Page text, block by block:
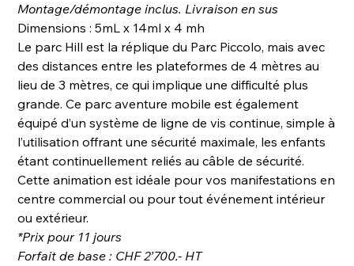
Montage/démontage inclus. Livraison en sus
Dimensions : 5mL x 14ml x 4 mh
Le parc Hill est la réplique du Parc Piccolo, mais avec
des distances entre les plateformes de 4 mètres au
lieu de 3 mètres, ce qui implique une difficulté plus
grande. Ce parc aventure mobile est également
équipé d’un système de ligne de vis continue, simple à
l’utilisation offrant une sécurité maximale, les enfants
étant continuellement reliés au câble de sécurité.
Cette animation est idéale pour vos manifestations en
centre commercial ou pour tout événement intérieur
ou extérieur.
*Prix pour 11 jours
Forfait de base : CHF 2’700.- HT